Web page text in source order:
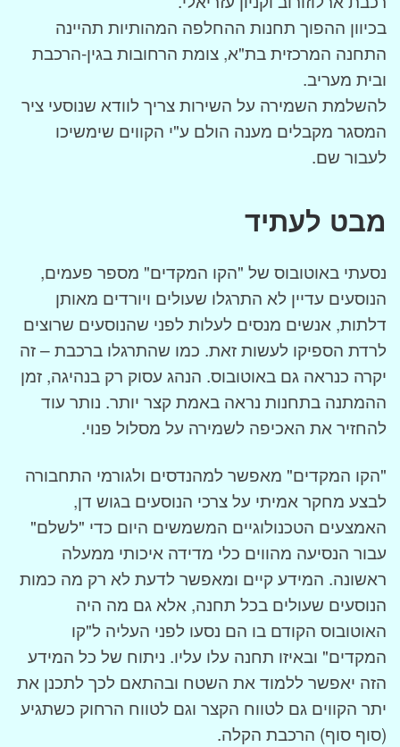
בכיוון ההפוך תחנות ההחלפה המהותיות תהיינה
התחנה המרכזית בת"א, צומת הרחובות בגין-הרכבת
ובית מעריב.
להשלמת השמירה על השירות צריך לוודא שנוסעי ציר
המסגר מקבלים מענה הולם ע"י הקווים שימשיכו
לעבור שם.
מבט לעתיד
נסעתי באוטובוס של "הקו המקדים" מספר פעמים,
הנוסעים עדיין לא התרגלו שעולים ויורדים מאותן
דלתות, אנשים מנסים לעלות לפני שהנוסעים שרוצים
לרדת הספיקו לעשות זאת. כמו שהתרגלו ברכבת – זה
יקרה כנראה גם באוטובוס. הנהג עסוק רק בנהיגה, זמן
ההמתנה בתחנות נראה באמת קצר יותר. נותר עוד
להחזיר את האכיפה לשמירה על מסלול פנוי.
"הקו המקדים" מאפשר למהנדסים ולגורמי התחבורה
לבצע מחקר אמיתי על צרכי הנוסעים בגוש דן,
האמצעים הטכנולוגיים המשמשים היום כדי "לשלם"
עבור הנסיעה מהווים כלי מדידה איכותי ממעלה
ראשונה. המידע קיים ומאפשר לדעת לא רק מה כמות
הנוסעים שעולים בכל תחנה, אלא גם מה היה
האוטובוס הקודם בו הם נסעו לפני העליה ל"קו
המקדים" ובאיזו תחנה עלו עליו. ניתוח של כל המידע
הזה יאפשר ללמוד את השטח ובהתאם לכך לתכנן את
יתר הקווים גם לטווח הקצר וגם לטווח הרחוק כשתגיע
(סוף סוף) הרכבת הקלה.